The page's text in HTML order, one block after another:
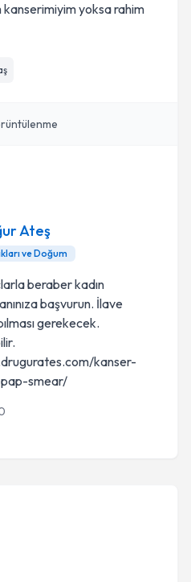
yoksa rahim
Ateş
ve Doğum
beraber kadın
başvurun. İlave
gerekecek.
kanser-
smear/